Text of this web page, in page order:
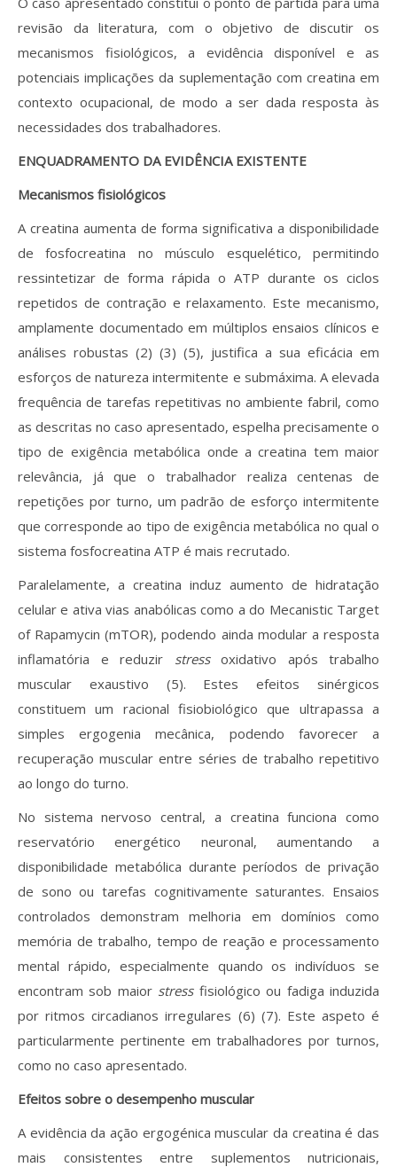
revisão da literatura, com o objetivo de discutir os
mecanismos fisiológicos, a evidência disponível e as
potenciais implicações da suplementação com creatina em
contexto ocupacional, de modo a ser dada resposta às
necessidades dos trabalhadores.
ENQUADRAMENTO DA EVIDÊNCIA EXISTENTE
Mecanismos fisiológicos
A creatina aumenta de forma significativa a disponibilidade
de fosfocreatina no músculo esquelético, permitindo
ressintetizar de forma rápida o ATP durante os ciclos
repetidos de contração e relaxamento. Este mecanismo,
amplamente documentado em múltiplos ensaios clínicos e
análises robustas (2) (3) (5), justifica a sua eficácia em
esforços de natureza intermitente e submáxima. A elevada
frequência de tarefas repetitivas no ambiente fabril, como
as descritas no caso apresentado, espelha precisamente o
tipo de exigência metabólica onde a creatina tem maior
relevância, já que o trabalhador realiza centenas de
repetições por turno, um padrão de esforço intermitente
que corresponde ao tipo de exigência metabólica no qual o
sistema fosfocreatina ATP é mais recrutado.
Paralelamente, a creatina induz aumento de hidratação
celular e ativa vias anabólicas como a do Mecanistic Target
of Rapamycin (mTOR), podendo ainda modular a resposta
inflamatória e reduzir stressoxidativo após trabalho
muscular exaustivo (5). Estes efeitos sinérgicos
constituem um racional fisiobiológico que ultrapassa a
simples ergogenia mecânica, podendo favorecer a
recuperação muscular entre séries de trabalho repetitivo
ao longo do turno.
No sistema nervoso central, a creatina funciona como
reservatório energético neuronal, aumentando a
disponibilidade metabólica durante períodos de privação
de sono ou tarefas cognitivamente saturantes. Ensaios
controlados demonstram melhoria em domínios como
memória de trabalho, tempo de reação e processamento
mental rápido, especialmente quando os indivíduos se
encontram sob maior stressfisiológico ou fadiga induzida
por ritmos circadianos irregulares (6) (7). Este aspeto é
particularmente pertinente em trabalhadores por turnos,
como no caso apresentado.
Efeitos sobre o desempenho muscular
A evidência da ação ergogénica muscular da creatina é das
mais consistentes entre suplementos nutricionais,